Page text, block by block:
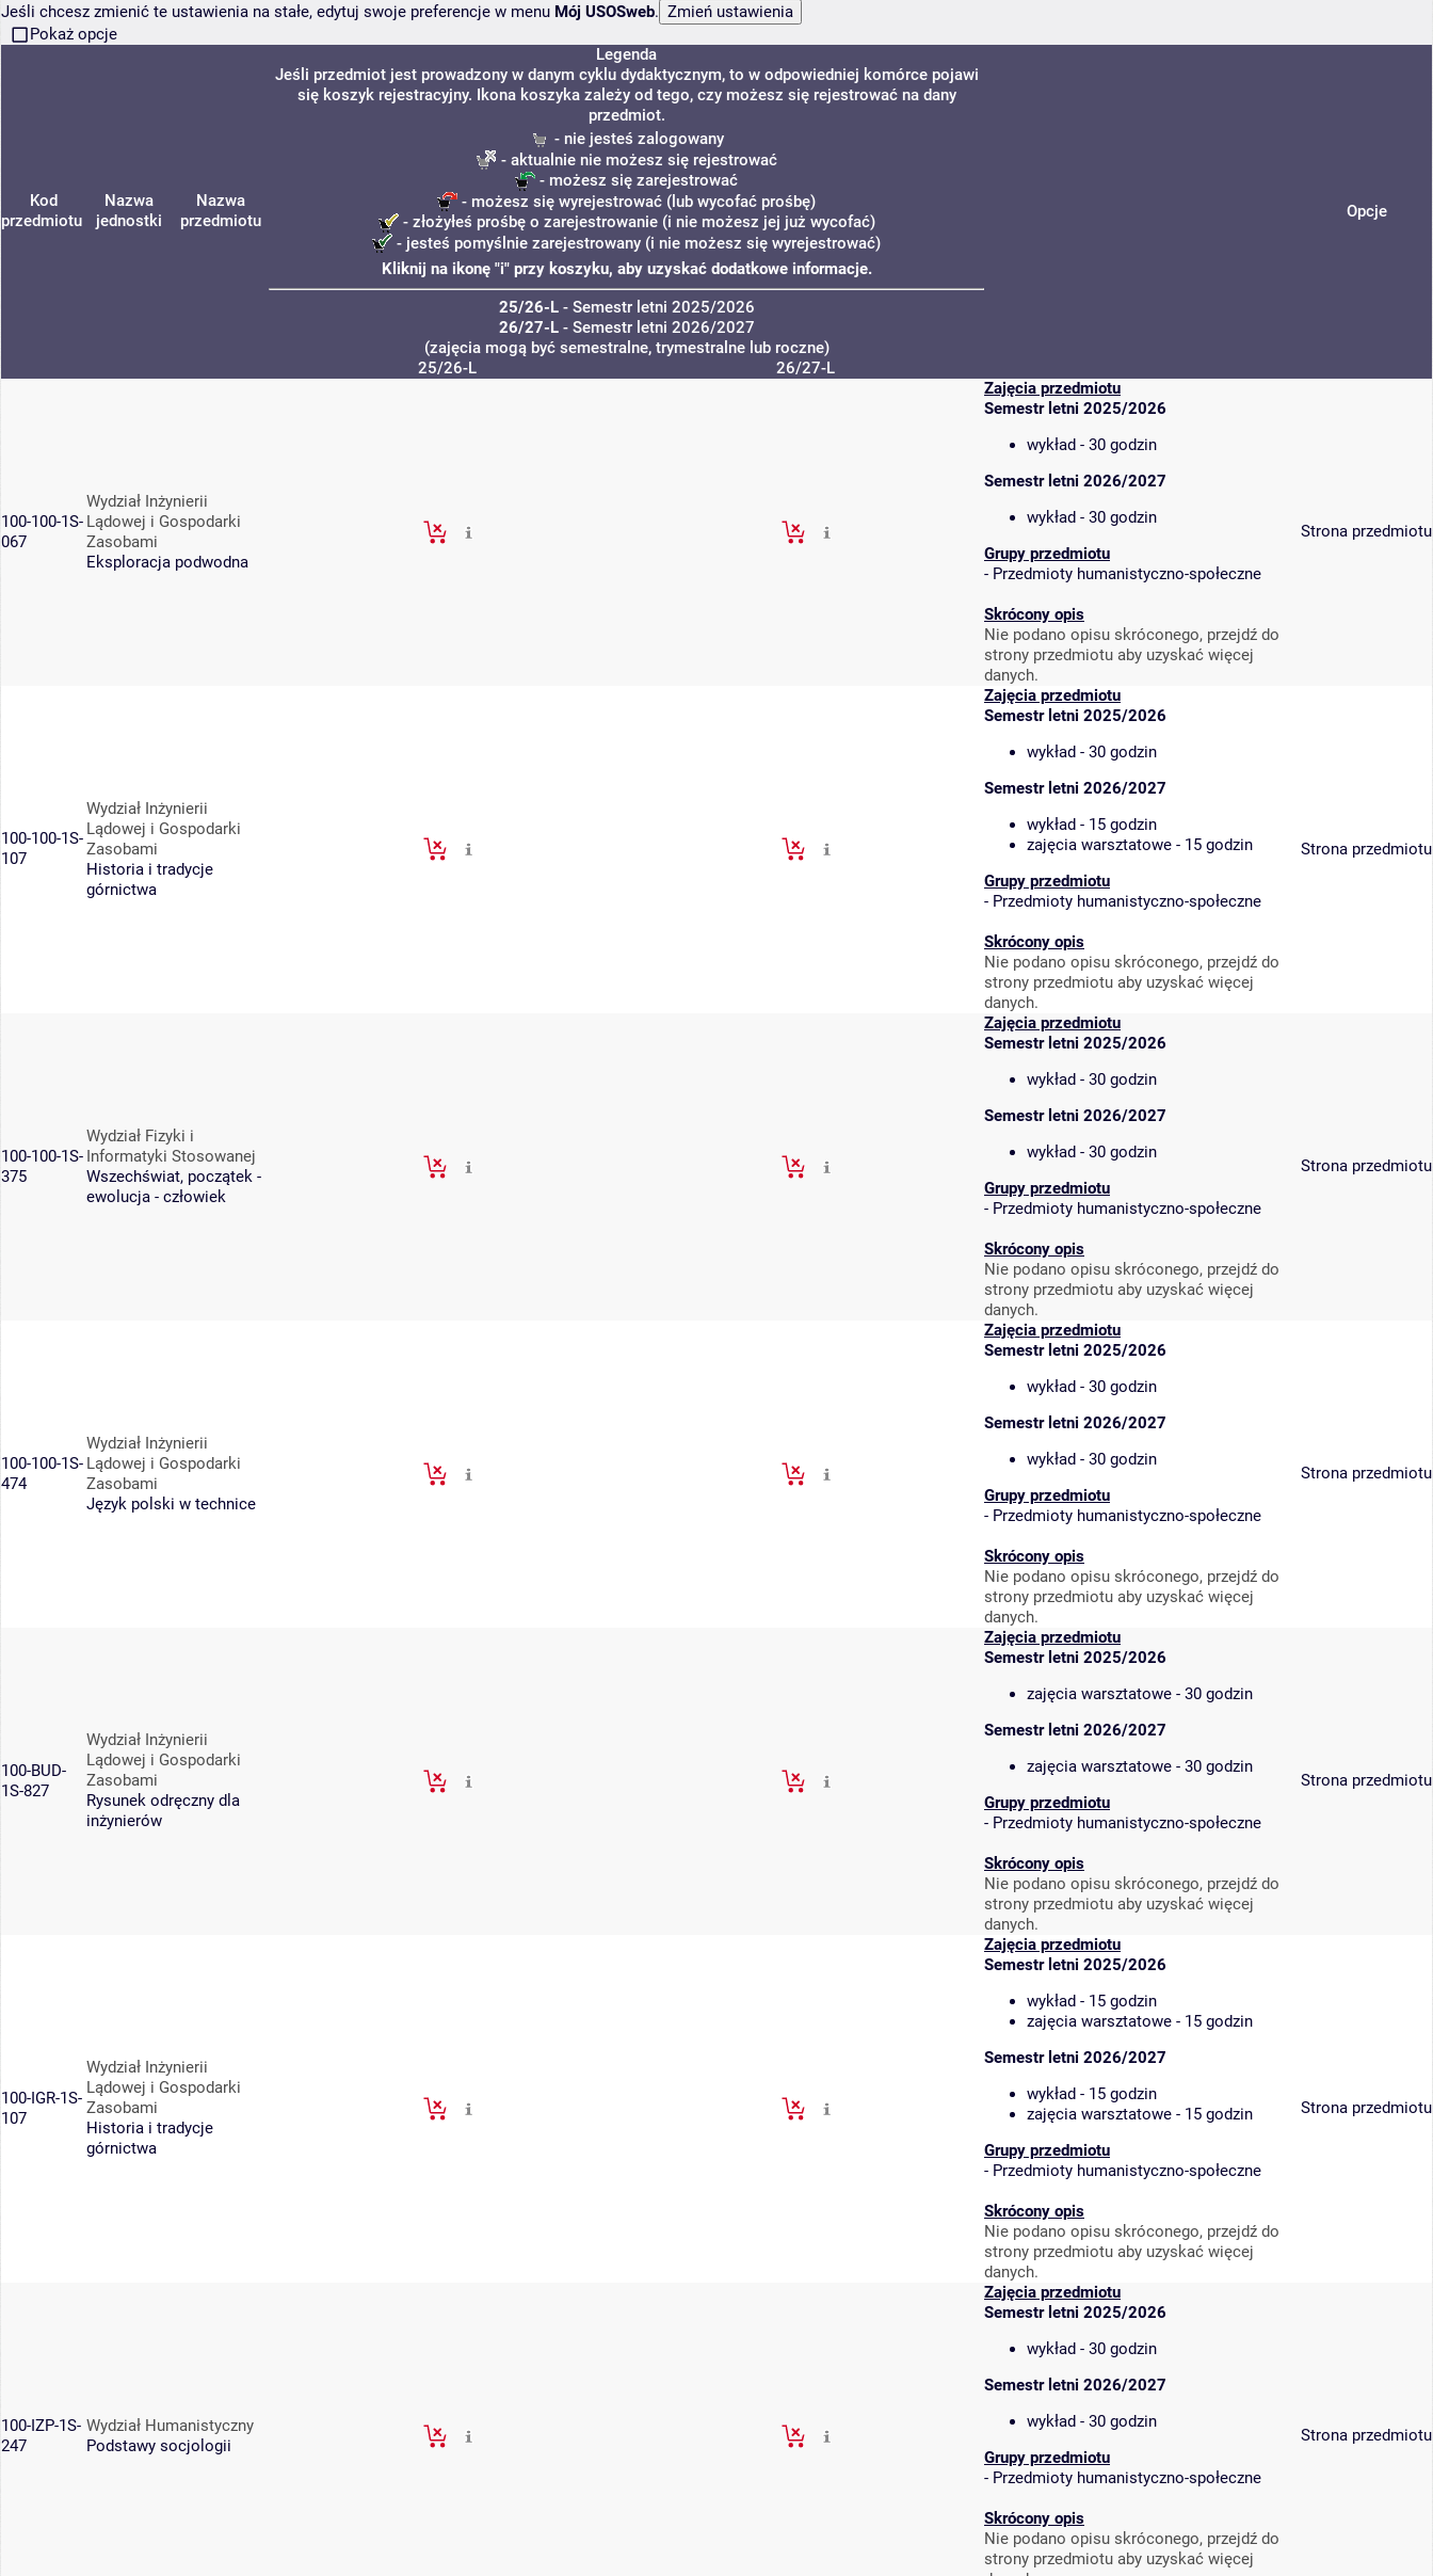
Jeśli chcesz zmienić te ustawienia na stałe, edytuj swoje preferencje w menu Mój USOSweb.
Pokaż opcje
Kod
przedmiotu
Nazwa
jednostki
Nazwa
przedmiotu
Legenda
Jeśli przedmiot jest prowadzony w danym cyklu dydaktycznym, to w odpowiedniej komórce pojawi
się koszyk rejestracyjny. Ikona koszyka zależy od tego, czy możesz się rejestrować na dany
przedmiot.
- nie jesteś zalogowany
- aktualnie nie możesz się rejestrować
- możesz się zarejestrować
- możesz się wyrejestrować (lub wycofać prośbę)
- złożyłeś prośbę o zarejestrowanie (i nie możesz jej już wycofać)
- jesteś pomyślnie zarejestrowany (i nie możesz się wyrejestrować)
Kliknij na ikonę "i" przy koszyku, aby uzyskać dodatkowe informacje.
25/26-L- Semestr letni 2025/2026
26/27-L- Semestr letni 2026/2027
(zajęcia mogą być semestralne, trymestralne lub roczne)
Opcje
25/26-L 26/27-L
100-100-1S-
067
Wydział Inżynierii
Lądowej i Gospodarki
Zasobami
Eksploracja podwodna
Zajęcia przedmiotu
Semestr letni 2025/2026
wykład - 30 godzin
Semestr letni 2026/2027
wykład - 30 godzin
Grupy przedmiotu
- Przedmioty humanistyczno-społeczne
Skrócony opis
Nie podano opisu skróconego, przejdź do
strony przedmiotu aby uzyskać więcej
danych.
Strona przedmiotu
100-100-1S-
107
Wydział Inżynierii
Lądowej i Gospodarki
Zasobami
Historia i tradycje
górnictwa
Zajęcia przedmiotu
Semestr letni 2025/2026
wykład - 30 godzin
Semestr letni 2026/2027
wykład - 15 godzin
zajęcia warsztatowe - 15 godzin
Grupy przedmiotu
- Przedmioty humanistyczno-społeczne
Skrócony opis
Nie podano opisu skróconego, przejdź do
strony przedmiotu aby uzyskać więcej
danych.
Strona przedmiotu
100-100-1S-
375
Wydział Fizyki i
Informatyki Stosowanej
Wszechświat, początek -
ewolucja - człowiek
Zajęcia przedmiotu
Semestr letni 2025/2026
wykład - 30 godzin
Semestr letni 2026/2027
wykład - 30 godzin
Grupy przedmiotu
- Przedmioty humanistyczno-społeczne
Skrócony opis
Nie podano opisu skróconego, przejdź do
strony przedmiotu aby uzyskać więcej
danych.
Strona przedmiotu
100-100-1S-
474
Wydział Inżynierii
Lądowej i Gospodarki
Zasobami
Język polski w technice
Zajęcia przedmiotu
Semestr letni 2025/2026
wykład - 30 godzin
Semestr letni 2026/2027
wykład - 30 godzin
Grupy przedmiotu
- Przedmioty humanistyczno-społeczne
Skrócony opis
Nie podano opisu skróconego, przejdź do
strony przedmiotu aby uzyskać więcej
danych.
Strona przedmiotu
100-BUD-
1S-827
Wydział Inżynierii
Lądowej i Gospodarki
Zasobami
Rysunek odręczny dla
inżynierów
Zajęcia przedmiotu
Semestr letni 2025/2026
zajęcia warsztatowe - 30 godzin
Semestr letni 2026/2027
zajęcia warsztatowe - 30 godzin
Grupy przedmiotu
- Przedmioty humanistyczno-społeczne
Skrócony opis
Nie podano opisu skróconego, przejdź do
strony przedmiotu aby uzyskać więcej
danych.
Strona przedmiotu
100-IGR-1S-
107
Wydział Inżynierii
Lądowej i Gospodarki
Zasobami
Historia i tradycje
górnictwa
Zajęcia przedmiotu
Semestr letni 2025/2026
wykład - 15 godzin
zajęcia warsztatowe - 15 godzin
Semestr letni 2026/2027
wykład - 15 godzin
zajęcia warsztatowe - 15 godzin
Grupy przedmiotu
- Przedmioty humanistyczno-społeczne
Skrócony opis
Nie podano opisu skróconego, przejdź do
strony przedmiotu aby uzyskać więcej
danych.
Strona przedmiotu
100-IZP-1S-
247
Wydział Humanistyczny
Podstawy socjologii
Zajęcia przedmiotu
Semestr letni 2025/2026
wykład - 30 godzin
Semestr letni 2026/2027
wykład - 30 godzin
Grupy przedmiotu
- Przedmioty humanistyczno-społeczne
Skrócony opis
Nie podano opisu skróconego, przejdź do
strony przedmiotu aby uzyskać więcej
Strona przedmiotu